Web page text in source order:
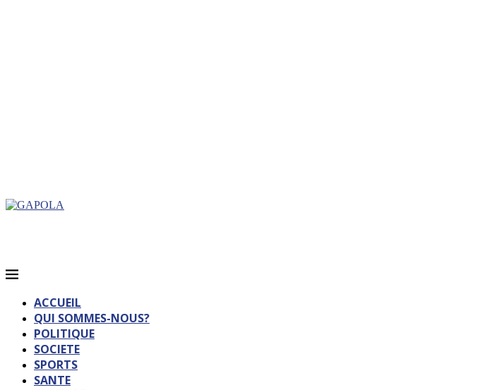
ACCUEIL
QUI SOMMES-NOUS?
POLITIQUE
SOCIETE
SPORTS
SANTE